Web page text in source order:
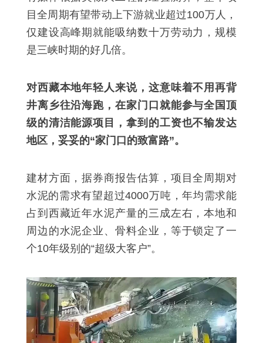
目全周期有望带动上下游就业超过100万人，
仅建设高峰期就能吸纳数十万劳动力，规模
是三峡时期的好几倍。
对西藏本地年轻人来说，这意味着不用再背
井离乡往沿海跑，在家门口就能参与全国顶
级的清洁能源项目，拿到的工资也不输发达
地区，妥妥的“家门口的致富路”。
建材方面，据券商报告估算，项目全周期对
水泥的需求有望超过4000万吨，年均需求能
占到西藏近年水泥产量的三成左右，本地和
周边的水泥企业、骨料企业，等于锁定了一
个10年级别的“超级大客户”。